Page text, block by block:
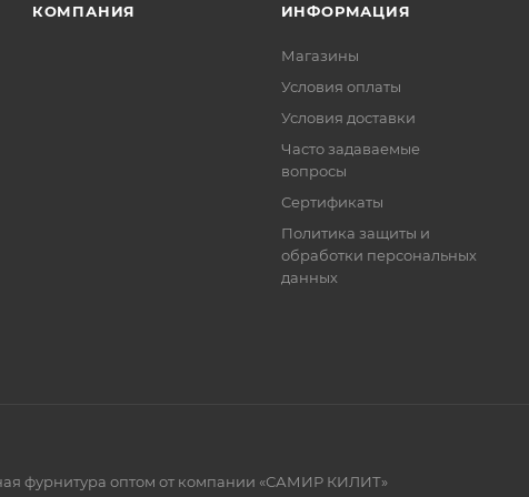
отображена в высланном счете после проверки товара на
Фактом подтверждения покупки будет считаться оплата
КОМПАНИЯ ИНФОРМАЦИЯ
Магазины
Условия оплаты
Условия доставки
Часто задаваемые
вопросы
Сертификаты
Политика защиты и
обработки персональных
данных
фурнитура оптом от компании «САМИР КИЛИТ»